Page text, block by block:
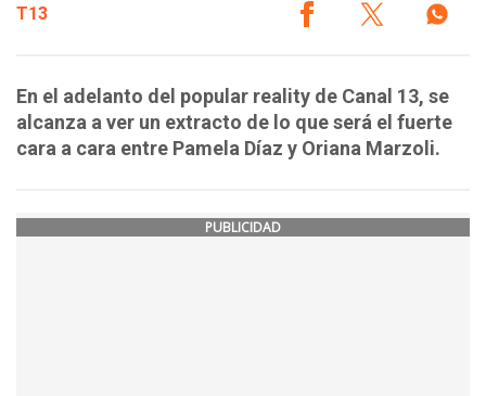
T13
En el adelanto del popular reality de Canal 13, se
alcanza a ver un extracto de lo que será el fuerte
cara a cara entre Pamela Díaz y Oriana Marzoli.
PUBLICIDAD